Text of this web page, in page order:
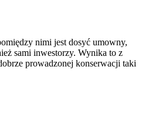
nimi jest dosyć umowny,
sami inwestorzy. Wynika to z
prowadzonej konserwacji taki